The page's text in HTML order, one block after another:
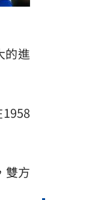
的進
雙方